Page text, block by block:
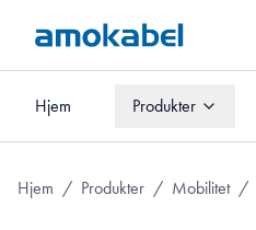
Hjem Produkter
Produkter
Hjem / Produkter / Mobilitet /